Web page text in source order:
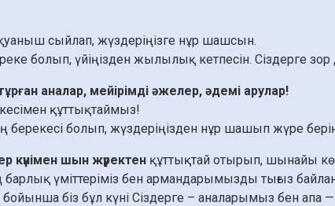
сыйлап, жүздеріңізге нұр шашсын.
болып, үйіңізден жылылық кетпесін. Сіздерге зор
аналар, мейірімді әжелер, әдемі арулар!
құттықтаймыз!
болып, жүздеріңізден нұр шашып жүре
күнімен шын жүректен құттықтай отырып, шынайы
барлық үміттеріміз бен армандарымызды тығыз
бойынша біз бұл күні Сіздерге – аналарымыз бен